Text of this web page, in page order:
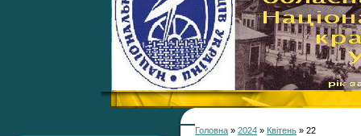
Головна » 2024 » Квітень » 22